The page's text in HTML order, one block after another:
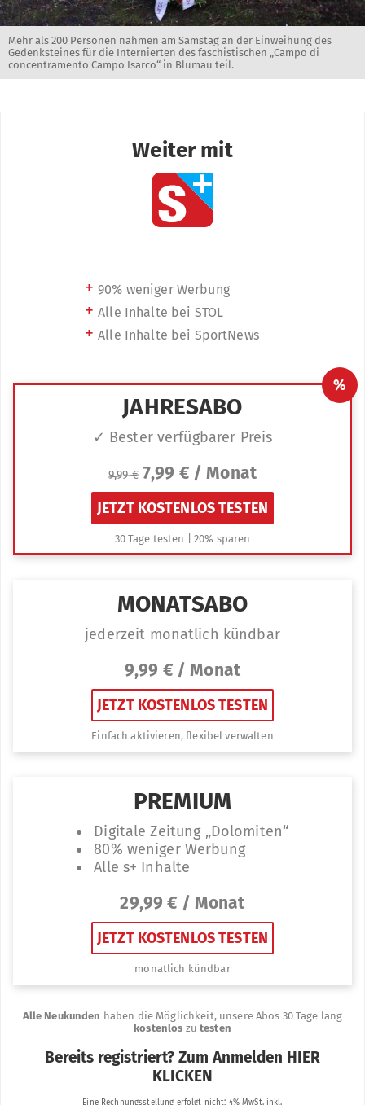
Mehr als 200 Personen nahmen am Samstag an der Einweihung des
Gedenksteines für die Internierten des faschistischen „Campo di
concentramento Campo Isarco“ in Blumau teil.